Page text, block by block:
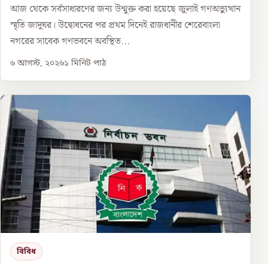
আজ থেকে সর্বসাধারণের জন্য উন্মুক্ত করা হয়েছে জুলাই গণঅভ্যুত্থান
স্মৃতি জাদুঘর। উদ্বোধনের পর প্রথম দিনেই রাজধানীর শেরেবাংলা
নগরের সাবেক গণভবনে অবস্থিত...
৬ আগস্ট, ২০২৬১ মিনিট পাঠ
বিবিধ